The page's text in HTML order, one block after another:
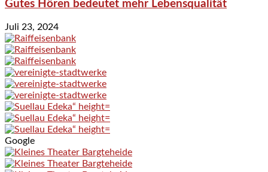
Gutes Hören bedeutet mehr Lebensqualität
Juli 23, 2024
Google